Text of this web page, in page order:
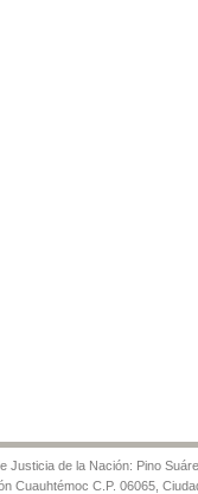
Justicia de la Nación: Pino
Cuauhtémoc C.P. 06065,